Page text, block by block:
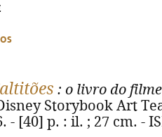
: o livro do filme
Storybook Art
- [40] p. : il. ; 27 cm. -